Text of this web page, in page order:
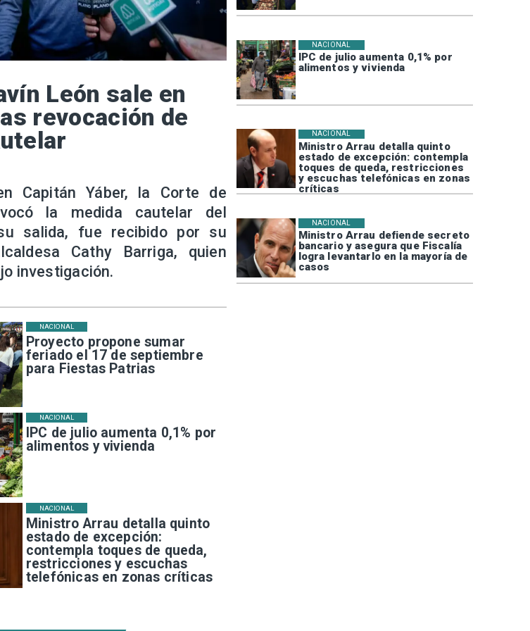
IPC de julio aumenta 0,1% por
alimentos y vivienda
NACIONAL
Ministro Arrau detalla quinto
estado de excepción: contempla
toques de queda, restricciones
y escuchas telefónicas en zonas
críticas
NACIONAL
Ministro Arrau defiende secreto
bancario y asegura que Fiscalía
logra levantarlo en la mayoría de
casos
NACIONAL
Proyecto propone sumar
feriado el 17 de septiembre
para Fiestas Patrias
NACIONAL
IPC de julio aumenta 0,1% por
alimentos y vivienda
NACIONAL
Ministro Arrau detalla quinto
estado de excepción:
contempla toques de queda,
restricciones y escuchas
telefónicas en zonas críticas
NACIONAL
León sale en
revocación de
Capitán Yáber, la Corte de
la medida cautelar del
salida, fue recibido por su
Cathy Barriga, quien
investigación.